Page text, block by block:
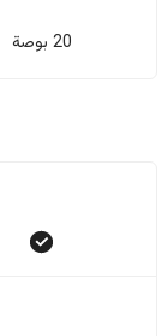
20 بوصة